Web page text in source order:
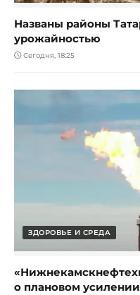
Названы районы
урожайностью
Сегодня, 18:25
ЗДОРОВЬЕ И СРЕДА
о плановом